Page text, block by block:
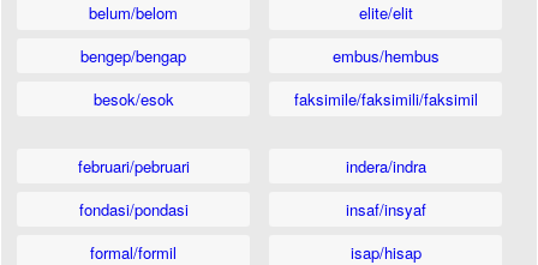
belum/belom
bengep/bengap
besok/esok
elite/elit
embus/hembus
faksimile/faksimili/faksimil
februari/pebruari
fondasi/pondasi
formal/formil
indera/indra
insaf/insyaf
isap/hisap